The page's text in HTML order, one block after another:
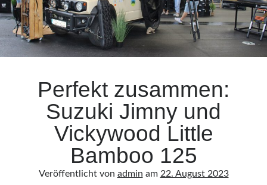
und
einmalige
Landschaften
Perfekt zusammen:
Suzuki Jimny und
Vickywood Little
Bamboo 125
Veröffentlicht von admin am 22. August 2023